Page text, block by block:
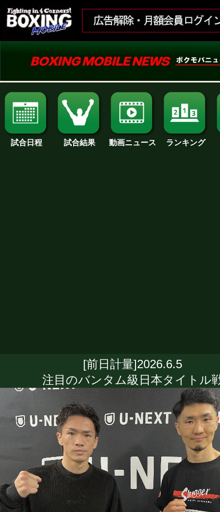
試合日程 試合結果 動画ニュース ランキング
[前日計量]2026.6.5
注目のバンタム級日本タイトル